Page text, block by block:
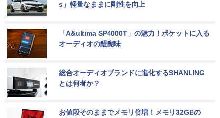
s」軽量なままに剛性を向上
「A&ultima SP4000T」の魅力！ポケットに入る
オーディオの醍醐味
総合オーディオブランドに進化するSHANLING
とは何者か？
お値段そのままでメモリ倍増！メモリ32GBの